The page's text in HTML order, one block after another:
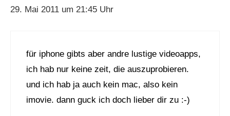
29. Mai 2011 um 21:45 Uhr
für iphone gibts aber andre lustige videoapps,
ich hab nur keine zeit, die auszuprobieren.
und ich hab ja auch kein mac, also kein
imovie. dann guck ich doch lieber dir zu :-)